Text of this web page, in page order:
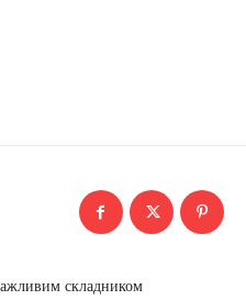
складником